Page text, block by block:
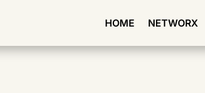
HOME NETWORX